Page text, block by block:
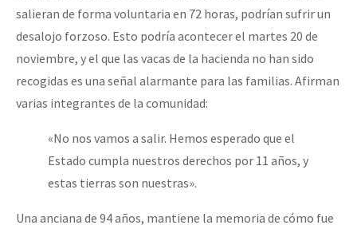
salieran de forma voluntaria en 72 horas, podrían sufrir un
desalojo forzoso. Esto podría acontecer el martes 20 de
noviembre, y el que las vacas de la hacienda no han sido
recogidas es una señal alarmante para las familias. Afirman
varias integrantes de la comunidad:
«No nos vamos a salir. Hemos esperado que el
Estado cumpla nuestros derechos por 11 años, y
estas tierras son nuestras».
Una anciana de 94 años, mantiene la memoria de cómo fue